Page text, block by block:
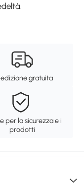
gratuita
per la sicurezza e i
prodotti